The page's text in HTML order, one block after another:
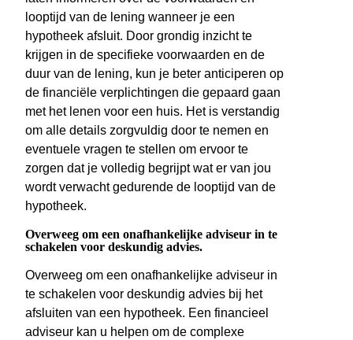
looptijd van de lening wanneer je een
hypotheek afsluit. Door grondig inzicht te
krijgen in de specifieke voorwaarden en de
duur van de lening, kun je beter anticiperen op
de financiële verplichtingen die gepaard gaan
met het lenen voor een huis. Het is verstandig
om alle details zorgvuldig door te nemen en
eventuele vragen te stellen om ervoor te
zorgen dat je volledig begrijpt wat er van jou
wordt verwacht gedurende de looptijd van de
hypotheek.
Overweeg om een onafhankelijke adviseur in te
schakelen voor deskundig advies.
Overweeg om een onafhankelijke adviseur in
te schakelen voor deskundig advies bij het
afsluiten van een hypotheek. Een financieel
adviseur kan u helpen om de complexe